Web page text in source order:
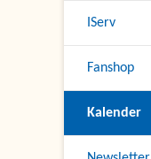
IServ
Fanshop
Kalender